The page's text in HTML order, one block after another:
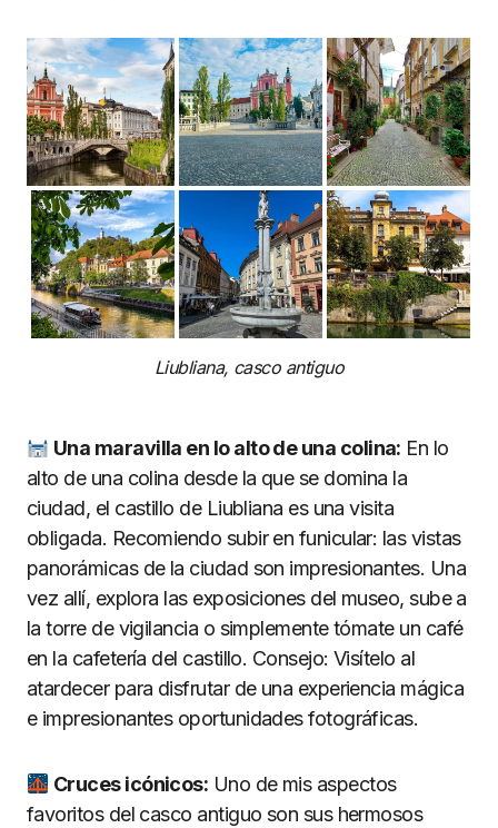
Liubliana, casco antiguo
Una maravilla en lo alto de una colina: En lo
alto de una colina desde la que se domina la
ciudad, el castillo de Liubliana es una visita
obligada. Recomiendo subir en funicular: las vistas
panorámicas de la ciudad son impresionantes. Una
vez allí, explora las exposiciones del museo, sube a
la torre de vigilancia o simplemente tómate un café
en la cafetería del castillo. Consejo: Visítelo al
atardecer para disfrutar de una experiencia mágica
e impresionantes oportunidades fotográficas.
Cruces icónicos: Uno de mis aspectos
favoritos del casco antiguo son sus hermosos